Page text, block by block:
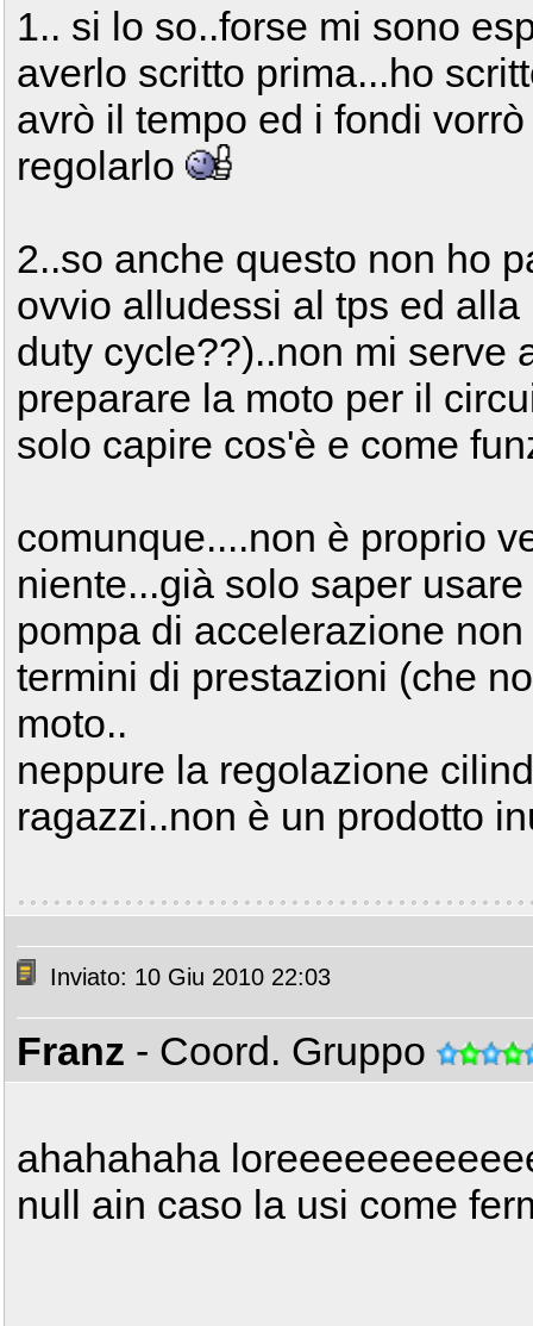
1.. si lo so..forse mi sono
averlo scritto prima...ho
avrò il tempo ed i fondi
regolarlo
2..so anche questo non ho
ovvio alludessi al tps ed
duty cycle??)..non mi serve
preparare la moto per il
solo capire cos'è e come
comunque....non è proprio
niente...già solo saper
pompa di accelerazione
termini di prestazioni (che
moto..
neppure la regolazione
ragazzi..non è un prodotto
Inviato: 10 Giu 2010 22:03
Franz - Coord. Gruppo
ahahahaha
null ain caso la usi come